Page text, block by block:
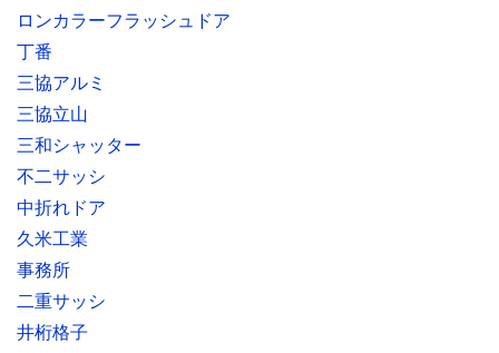
ロンカラーフラッシュドア
丁番
三協アルミ
三協立山
三和シャッター
不二サッシ
中折れドア
久米工業
事務所
二重サッシ
井桁格子